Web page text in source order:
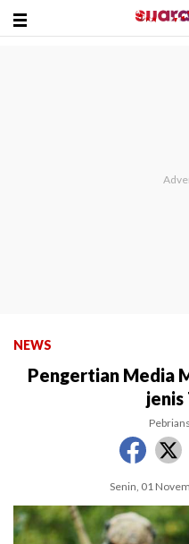
NEWS
Pengertian Media
jenis
Senin, 01